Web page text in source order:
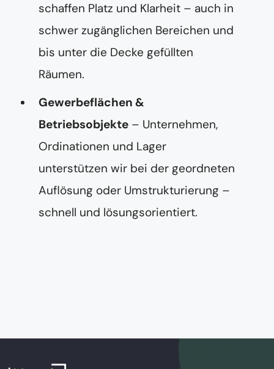
schaffen Platz und Klarheit – auch in
schwer zugänglichen Bereichen und
bis unter die Decke gefüllten
Räumen.
Gewerbeflächen &
Betriebsobjekte – Unternehmen,
Ordinationen und Lager
unterstützen wir bei der geordneten
Auflösung oder Umstrukturierung –
schnell und lösungsorientiert.